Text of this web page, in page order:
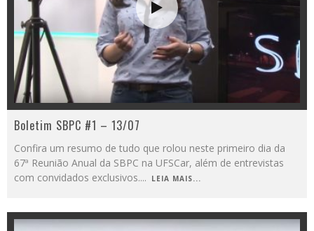
Boletim SBPC #1 – 13/07
Confira um resumo de tudo que rolou neste primeiro dia da
67ª Reunião Anual da SBPC na UFSCar, além de entrevistas
com convidados exclusivos.... LEIA MAIS...